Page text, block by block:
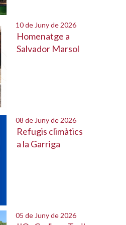
10 de Juny de 2026
Homenatge a
Salvador Marsol
08 de Juny de 2026
Refugis climàtics
a la Garriga
05 de Juny de 2026